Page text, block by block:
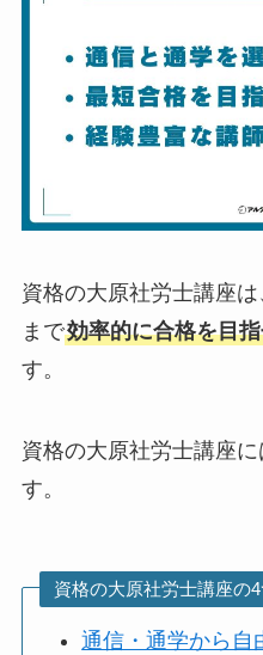
資格の大原社労士講座
まで効率的に合格を目
す。
資格の大原社労士講座
す。
資格の大原社労士講座の
通信・通学から自